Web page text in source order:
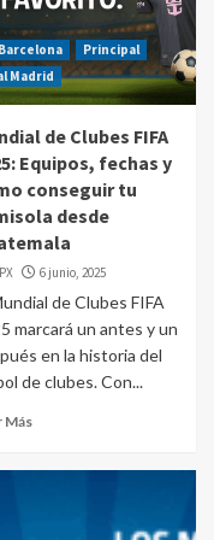
Principal
Madrid
de Clubes FIFA
Equipos, fechas y
conseguir tu
desde
6 junio, 2025
de Clubes FIFA
marcará un antes y un
en la historia del
de clubes. Con...
Más